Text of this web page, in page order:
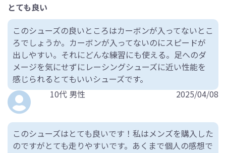
とても良い
このシューズの良いところはカーボンが入ってないとこ
ろでしょうか。カーボンが入ってないのにスピードが
出しやすい。それにどんな練習にも使える。足へのダ
メージを気にせずにレーシングシューズに近い性能を
感じられるとてもいいシューズです。
10代 男性
2025/04/08
このシューズはとても良いです！私はメンズを購入した
のですがとても走りやすいです。あくまで個人の感想で